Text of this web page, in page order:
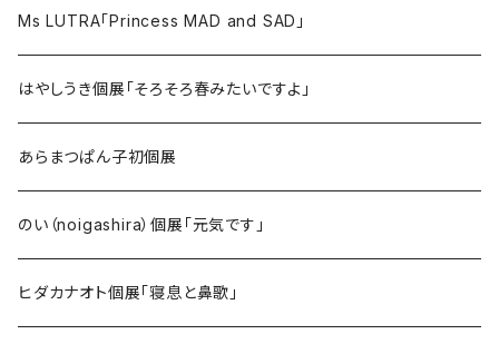
Ms LUTRA「Princess MAD and SAD」
はやしうき個展「そろそろ春みたいですよ」
あらまつぱん子初個展
のい（noigashira）個展「元気です」
ヒダカナオト個展「寝息と鼻歌」